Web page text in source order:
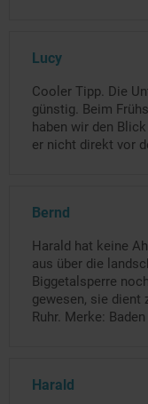
Lucy
Cooler Tipp. Die
günstig. Beim
haben wir den
er nicht direkt vor
Bernd
Harald hat keine
aus über die
Biggetalsperre
gewesen, sie dient
Ruhr. Merke:
Harald